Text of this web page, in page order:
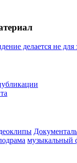
делается не для
музыкальный